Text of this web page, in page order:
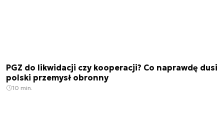
PGZ do likwidacji czy kooperacji? Co naprawdę dusi
polski przemysł obronny
10 min.